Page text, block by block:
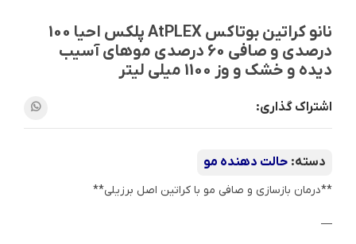
نانو کراتین بوتاکس AtPLEX پلکس احیا 100
درصدی و صافی 60 درصدی موهای آسیب
دیده و خشک و وز 1100 میلی لیتر
اشتراک گذاری:
دسته: حالت دهنده مو
**درمان بازسازی و صافی مو با کراتین اصل برزیلی**
—